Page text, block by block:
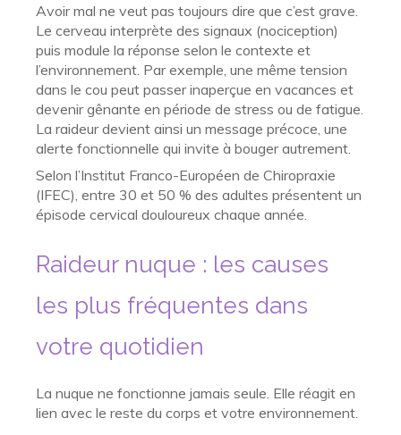
Avoir mal ne veut pas toujours dire que c’est grave.
Le cerveau interprète des signaux (nociception)
puis module la réponse selon le contexte et
l’environnement. Par exemple, une même tension
dans le cou peut passer inaperçue en vacances et
devenir gênante en période de stress ou de fatigue.
La raideur devient ainsi un message précoce, une
alerte fonctionnelle qui invite à bouger autrement.
Selon l’Institut Franco-Européen de Chiropraxie
(IFEC), entre 30 et 50 % des adultes présentent un
épisode cervical douloureux chaque année.
Raideur nuque : les causes
les plus fréquentes dans
votre quotidien
La nuque ne fonctionne jamais seule. Elle réagit en
lien avec le reste du corps et votre environnement.